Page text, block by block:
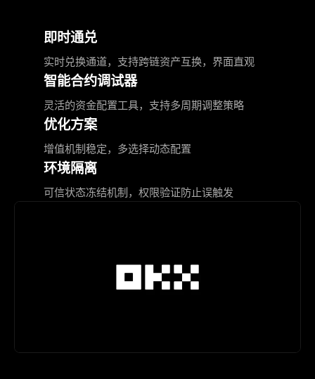
即时通兑
实时兑换通道，支持跨链资产互换，界面直观
智能合约调试器
灵活的资金配置工具，支持多周期调整策略
优化方案
增值机制稳定，多选择动态配置
环境隔离
可信状态冻结机制，权限验证防止误触发